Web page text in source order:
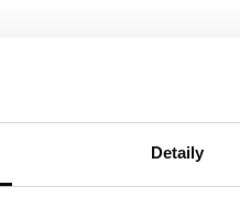
Detaily
složky
. Nazývají
směsi lipofilních
účinky spočívají